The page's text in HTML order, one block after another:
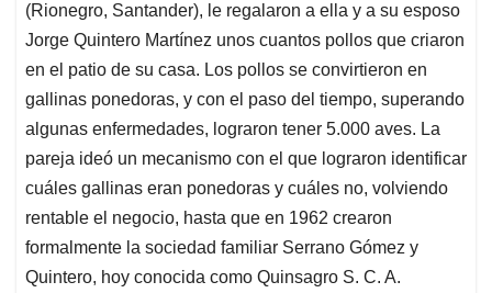
(Rionegro, Santander), le regalaron a ella y a su esposo
Jorge Quintero Martínez unos cuantos pollos que criaron
en el patio de su casa. Los pollos se convirtieron en
gallinas ponedoras, y con el paso del tiempo, superando
algunas enfermedades, lograron tener 5.000 aves. La
pareja ideó un mecanismo con el que lograron identificar
cuáles gallinas eran ponedoras y cuáles no, volviendo
rentable el negocio, hasta que en 1962 crearon
formalmente la sociedad familiar Serrano Gómez y
Quintero, hoy conocida como Quinsagro S. C. A.